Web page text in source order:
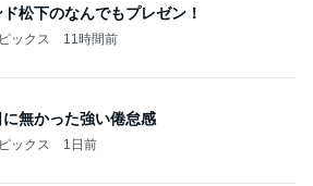
松下のなんでもプレゼン！
ックス 11時間前
に無かった強い倦怠感
ックス 1日前